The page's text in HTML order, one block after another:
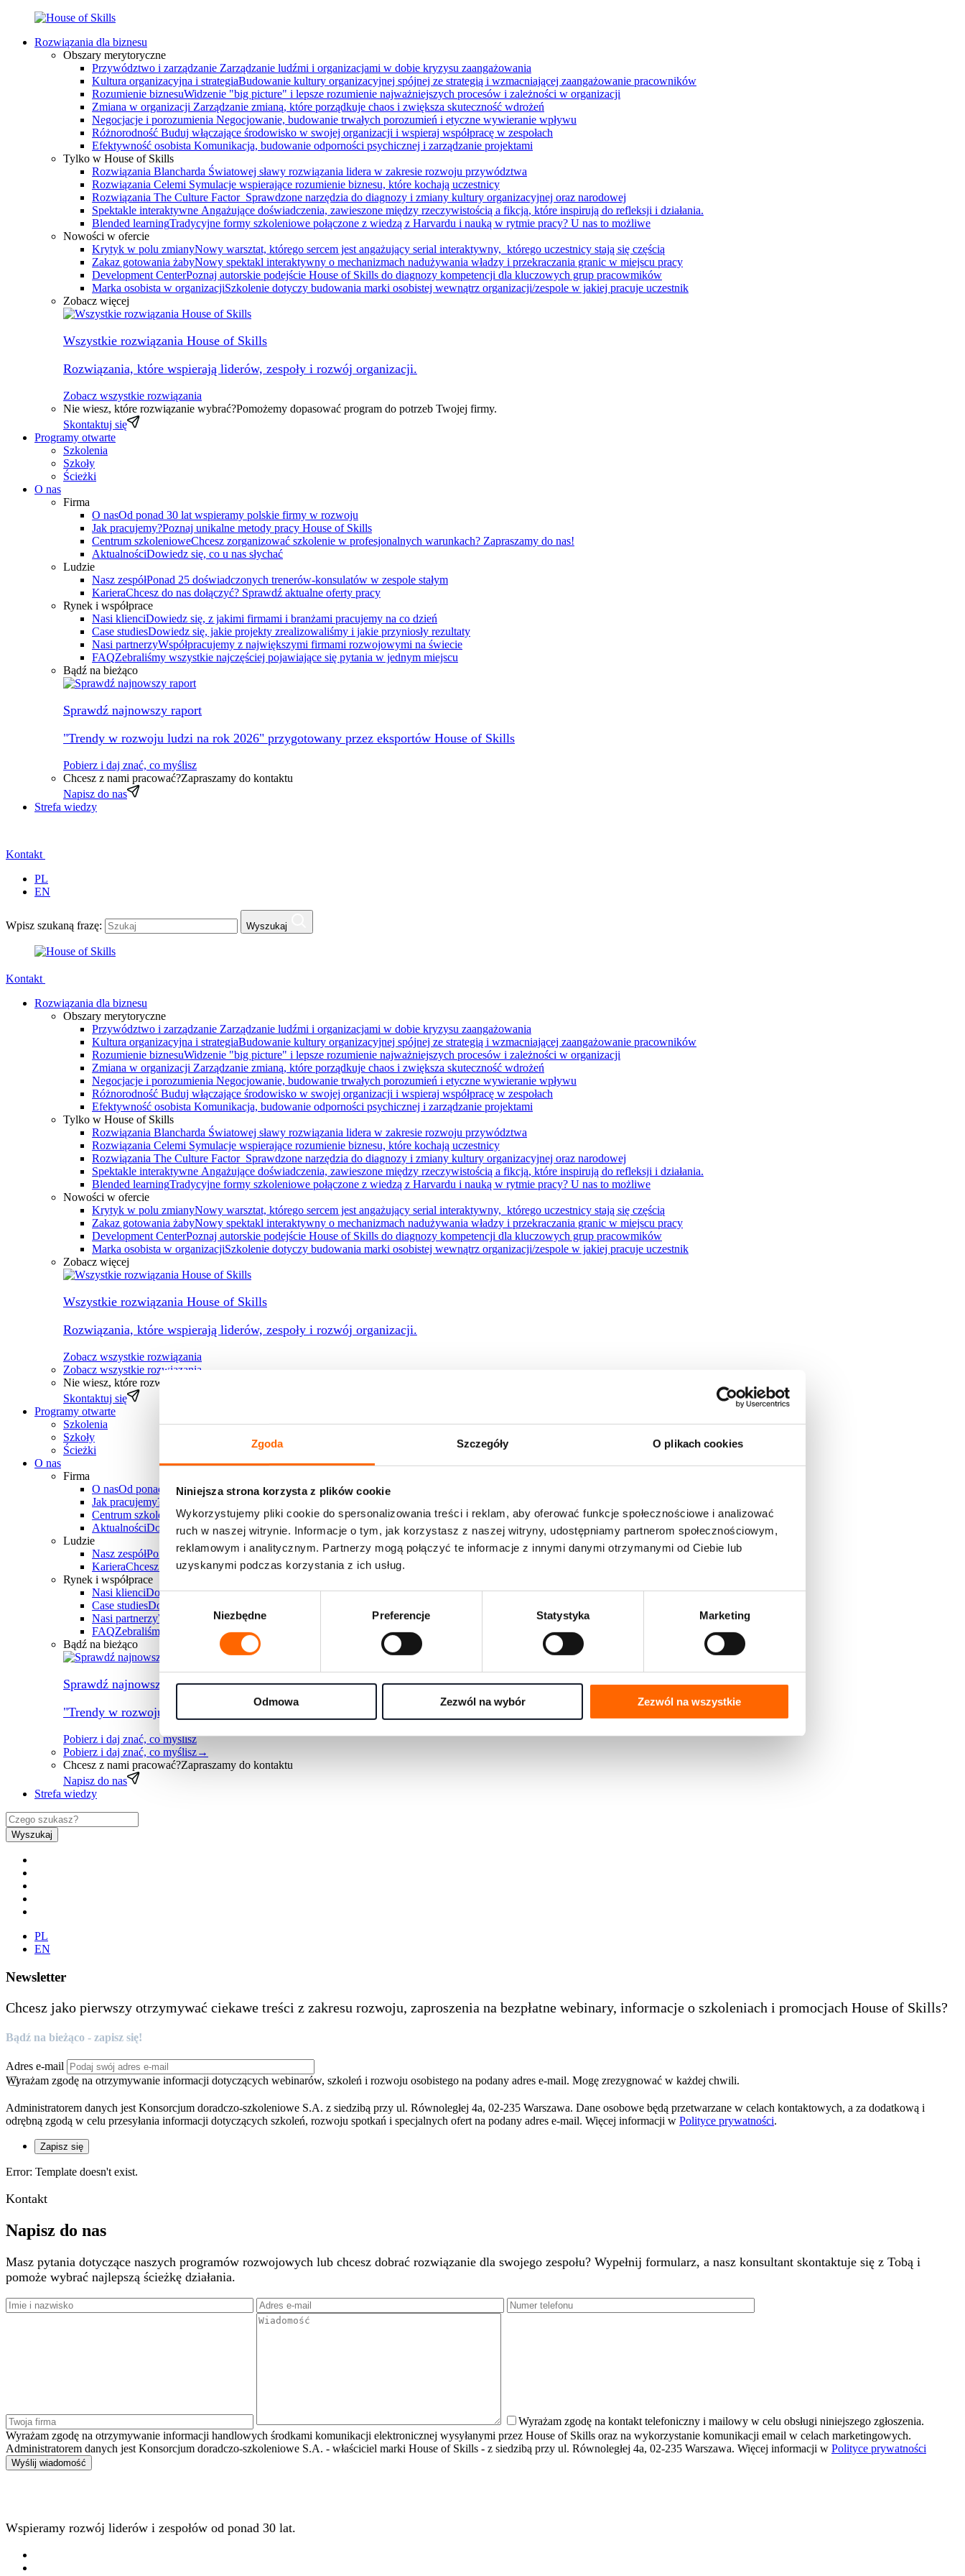
Zgoda Szczegóły O plikach cookies
Niniejsza strona korzysta z plików cookie
Wykorzystujemy pliki cookie do spersonalizowania treści i reklam, aby oferować funkcje społecznościowe i analizować
ruch w naszej witrynie. Informacje o tym, jak korzystasz z naszej witryny, udostępniamy partnerom społecznościowym,
reklamowym i analitycznym. Partnerzy mogą połączyć te informacje z innymi danymi otrzymanymi od Ciebie lub
uzyskanymi podczas korzystania z ich usług.
Wybór
zgody
Niezbędne Preferencje Statystyka Marketing
Odmowa Zezwól na wybór Zezwól na wszystkie
Rozwiązania dla biznesu
Obszary merytoryczne
Przywództwo i zarządzanie Zarządzanie ludźmi i organizacjami w dobie kryzysu zaangażowania
Kultura organizacyjna i strategiaBudowanie kultury organizacyjnej spójnej ze strategią i wzmacniającej zaangażowanie pracowników
Rozumienie biznesuWidzenie "big picture" i lepsze rozumienie najważniejszych procesów i zależności w organizacji
Zmiana w organizacji Zarządzanie zmianą, które porządkuje chaos i zwiększa skuteczność wdrożeń
Negocjacje i porozumienia Negocjowanie, budowanie trwałych porozumień i etyczne wywieranie wpływu
Różnorodność Buduj włączające środowisko w swojej organizacji i wspieraj współpracę w zespołach
Efektywność osobista Komunikacja, budowanie odporności psychicznej i zarządzanie projektami
Tylko w House of Skills
Rozwiązania Blancharda Światowej sławy rozwiązania lidera w zakresie rozwoju przywództwa
Rozwiązania Celemi Symulacje wspierające rozumienie biznesu, które kochają uczestnicy
Rozwiązania The Culture Factor Sprawdzone narzędzia do diagnozy i zmiany kultury organizacyjnej oraz narodowej
Spektakle interaktywne Angażujące doświadczenia, zawieszone między rzeczywistością a fikcją, które inspirują do refleksji i działania.
Blended learningTradycyjne formy szkoleniowe połączone z wiedzą z Harvardu i nauką w rytmie pracy? U nas to możliwe
Nowości w ofercie
Krytyk w polu zmianyNowy warsztat, którego sercem jest angażujący serial interaktywny, ​ którego uczestnicy stają się częścią
Zakaz gotowania żabyNowy spektakl interaktywny o mechanizmach nadużywania władzy i przekraczania granic w miejscu pracy
Development CenterPoznaj autorskie podejście House of Skills do diagnozy kompetencji dla kluczowych grup pracowmików
Marka osobista w organizacjiSzkolenie dotyczy budowania marki osobistej wewnątrz organizacji/zespole w jakiej pracuje uczestnik
Zobacz więcej
Wszystkie rozwiązania House of Skills
Rozwiązania, które wspierają liderów, zespoły i rozwój organizacji.
Zobacz wszystkie rozwiązania
Nie wiesz, które rozwiązanie wybrać?Pomożemy dopasować program do potrzeb Twojej firmy.
Skontaktuj się
Programy otwarte
Szkolenia
Szkoły
Ścieżki
O nas
Firma
O nasOd ponad 30 lat wspieramy polskie firmy w rozwoju
Jak pracujemy?Poznaj unikalne metody pracy House of Skills
Centrum szkolenioweChcesz zorganizować szkolenie w profesjonalnych warunkach? Zapraszamy do nas!
AktualnościDowiedz się, co u nas słychać
Ludzie
Nasz zespółPonad 25 doświadczonych trenerów-konsulatów w zespole stałym
KarieraChcesz do nas dołączyć? Sprawdź aktualne oferty pracy
Rynek i współprace
Nasi klienciDowiedz się, z jakimi firmami i branżami pracujemy na co dzień
Case studiesDowiedz się, jakie projekty zrealizowaliśmy i jakie przyniosły rezultaty
Nasi partnerzyWspółpracujemy z największymi firmami rozwojowymi na świecie
FAQZebraliśmy wszystkie najczęściej pojawiające się pytania w jednym miejscu
Bądź na bieżąco
Sprawdź najnowszy raport
"Trendy w rozwoju ludzi na rok 2026" przygotowany przez eksportów House of Skills
Pobierz i daj znać, co myślisz
Chcesz z nami pracować?Zapraszamy do kontaktu
Napisz do nas
Strefa wiedzy
Kontakt
PL
EN
Wpisz szukaną frazę: Wyszukaj
Kontakt
Rozwiązania dla biznesu
Obszary merytoryczne
Przywództwo i zarządzanie Zarządzanie ludźmi i organizacjami w dobie kryzysu zaangażowania
Kultura organizacyjna i strategiaBudowanie kultury organizacyjnej spójnej ze strategią i wzmacniającej zaangażowanie pracowników
Rozumienie biznesuWidzenie "big picture" i lepsze rozumienie najważniejszych procesów i zależności w organizacji
Zmiana w organizacji Zarządzanie zmianą, które porządkuje chaos i zwiększa skuteczność wdrożeń
Negocjacje i porozumienia Negocjowanie, budowanie trwałych porozumień i etyczne wywieranie wpływu
Różnorodność Buduj włączające środowisko w swojej organizacji i wspieraj współpracę w zespołach
Efektywność osobista Komunikacja, budowanie odporności psychicznej i zarządzanie projektami
Tylko w House of Skills
Rozwiązania Blancharda Światowej sławy rozwiązania lidera w zakresie rozwoju przywództwa
Rozwiązania Celemi Symulacje wspierające rozumienie biznesu, które kochają uczestnicy
Rozwiązania The Culture Factor Sprawdzone narzędzia do diagnozy i zmiany kultury organizacyjnej oraz narodowej
Spektakle interaktywne Angażujące doświadczenia, zawieszone między rzeczywistością a fikcją, które inspirują do refleksji i działania.
Blended learningTradycyjne formy szkoleniowe połączone z wiedzą z Harvardu i nauką w rytmie pracy? U nas to możliwe
Nowości w ofercie
Krytyk w polu zmianyNowy warsztat, którego sercem jest angażujący serial interaktywny, ​ którego uczestnicy stają się częścią
Zakaz gotowania żabyNowy spektakl interaktywny o mechanizmach nadużywania władzy i przekraczania granic w miejscu pracy
Development CenterPoznaj autorskie podejście House of Skills do diagnozy kompetencji dla kluczowych grup pracowmików
Marka osobista w organizacjiSzkolenie dotyczy budowania marki osobistej wewnątrz organizacji/zespole w jakiej pracuje uczestnik
Zobacz więcej
Wszystkie rozwiązania House of Skills
Rozwiązania, które wspierają liderów, zespoły i rozwój organizacji.
Zobacz wszystkie rozwiązania
Zobacz wszystkie rozwiązania
Nie wiesz, które rozwiązanie wybrać?
Skontaktuj się
Programy otwarte
Szkolenia
Szkoły
Ścieżki
O nas
Firma
O nasOd ponad 30 lat wspieramy polskie firmy w rozwoju
Jak pracujemy?
Centrum szkolenioweChcesz zorganizować szkolenie w profesjonalnych warunkach? Zapraszamy do nas!
AktualnościDowiedz się, co u nas słychać
Ludzie
Nasz zespółPonad 25 doświadczonych trenerów-konsulatów w zespole stałym
KarieraChcesz do nas dołączyć? Sprawdź aktualne oferty pracy
Rynek i współprace
Nasi klienciDowiedz się, z jakimi firmami i branżami pracujemy na co dzień
Case studiesDowiedz się, jakie projekty zrealizowaliśmy i jakie przyniosły rezultaty
Nasi partnerzyWspółpracujemy z największymi firmami rozwojowymi na świecie
FAQZebraliśmy wszystkie najczęściej pojawiające się pytania w jednym miejscu
Bądź na bieżąco
Sprawdź najnowszy raport
"Trendy w rozwoju ludzi na rok 2026" przygotowany przez eksportów House of Skills
Pobierz i daj znać, co myślisz
Pobierz i daj znać, co myślisz→
Chcesz z nami pracować?Zapraszamy do kontaktu
Napisz do nas
Strefa wiedzy
Wyszukaj
PL
EN
Newsletter
Chcesz jako pierwszy otrzymywać ciekawe treści z zakresu rozwoju, zaproszenia na bezpłatne webinary, informacje o szkoleniach i promocjach House of Skills?
Bądź na bieżąco - zapisz się!
Adres e-mail
Wyrażam zgodę na otrzymywanie informacji dotyczących webinarów, szkoleń i rozwoju osobistego na podany adres e-mail. Mogę zrezygnować w każdej chwili.
Administratorem danych jest Konsorcjum doradczo-szkoleniowe S.A. z siedzibą przy ul. Równoległej 4a, 02-235 Warszawa. Dane osobowe będą przetwarzane w celach kontaktowych, a za dodatkową i
odrębną zgodą w celu przesyłania informacji dotyczących szkoleń, rozwoju spotkań i specjalnych ofert na podany adres e-mail. Więcej informacji w Polityce prywatności.
Zapisz się
Error: Template doesn't exist.
Kontakt
Napisz do nas
Masz pytania dotyczące naszych programów rozwojowych lub chcesz dobrać rozwiązanie dla swojego zespołu? Wypełnij formularz, a nasz konsultant skontaktuje się z Tobą i
pomoże wybrać najlepszą ścieżkę działania.
Wyrażam zgodę na kontakt telefoniczny i mailowy w celu obsługi niniejszego zgłoszenia.
Wyrażam zgodę na otrzymywanie informacji handlowych środkami komunikacji elektronicznej wysyłanymi przez House of Skills oraz na wykorzystanie komunikacji email w celach marketingowych.
Administratorem danych jest Konsorcjum doradczo-szkoleniowe S.A. - właściciel marki House of Skills - z siedzibą przy ul. Równoległej 4a, 02-235 Warszawa. Więcej informacji w Polityce prywatności
Wspieramy rozwój liderów i zespołów od ponad 30 lat.